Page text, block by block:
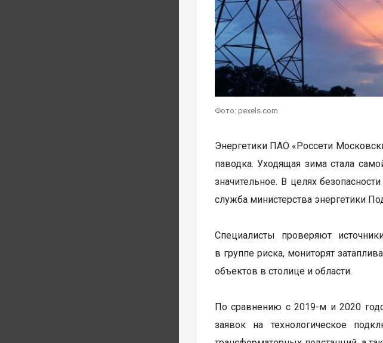
Фото: pexels.com
Энергетики ПАО «Россети
паводка. Уходящая зима стала
значительное. В целях
служба министерства энергетики
Специалисты проверяют
в группе риска, мониторят
объектов в столице и области.
По сравнению с 2019-м и 2020
заявок на технологическое